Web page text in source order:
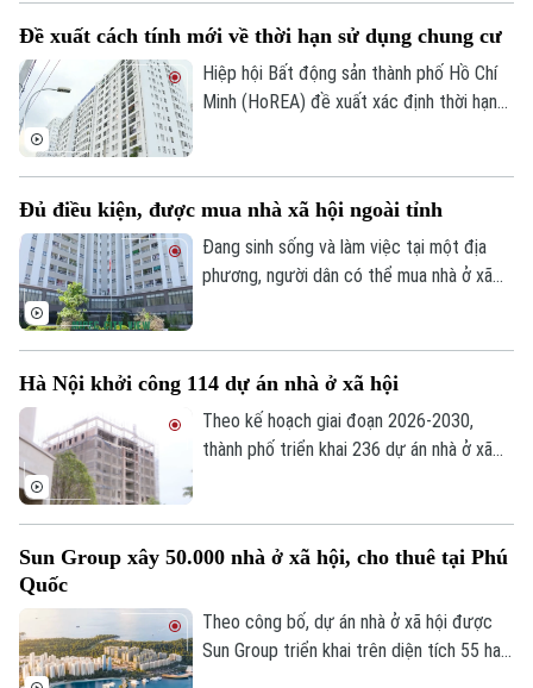
cần cải tạo của Thủ đô.
Đề xuất cách tính mới về thời hạn sử dụng chung cư
Hiệp hội Bất động sản thành phố Hồ Chí
Minh (HoREA) đề xuất xác định thời hạn
Đủ điều kiện, được mua nhà xã hội ngoài tỉnh
Đang sinh sống và làm việc tại một địa
phương, người dân có thể mua nhà ở xã
Hà Nội khởi công 114 dự án nhà ở xã hội
Theo kế hoạch giai đoạn 2026-2030,
thành phố triển khai 236 dự án nhà ở xã
290.500 tỷ đồng.
Sun Group xây 50.000 nhà ở xã hội, cho thuê tại Phú
Quốc
Theo công bố, dự án nhà ở xã hội được
Sun Group triển khai trên diện tích 55 ha